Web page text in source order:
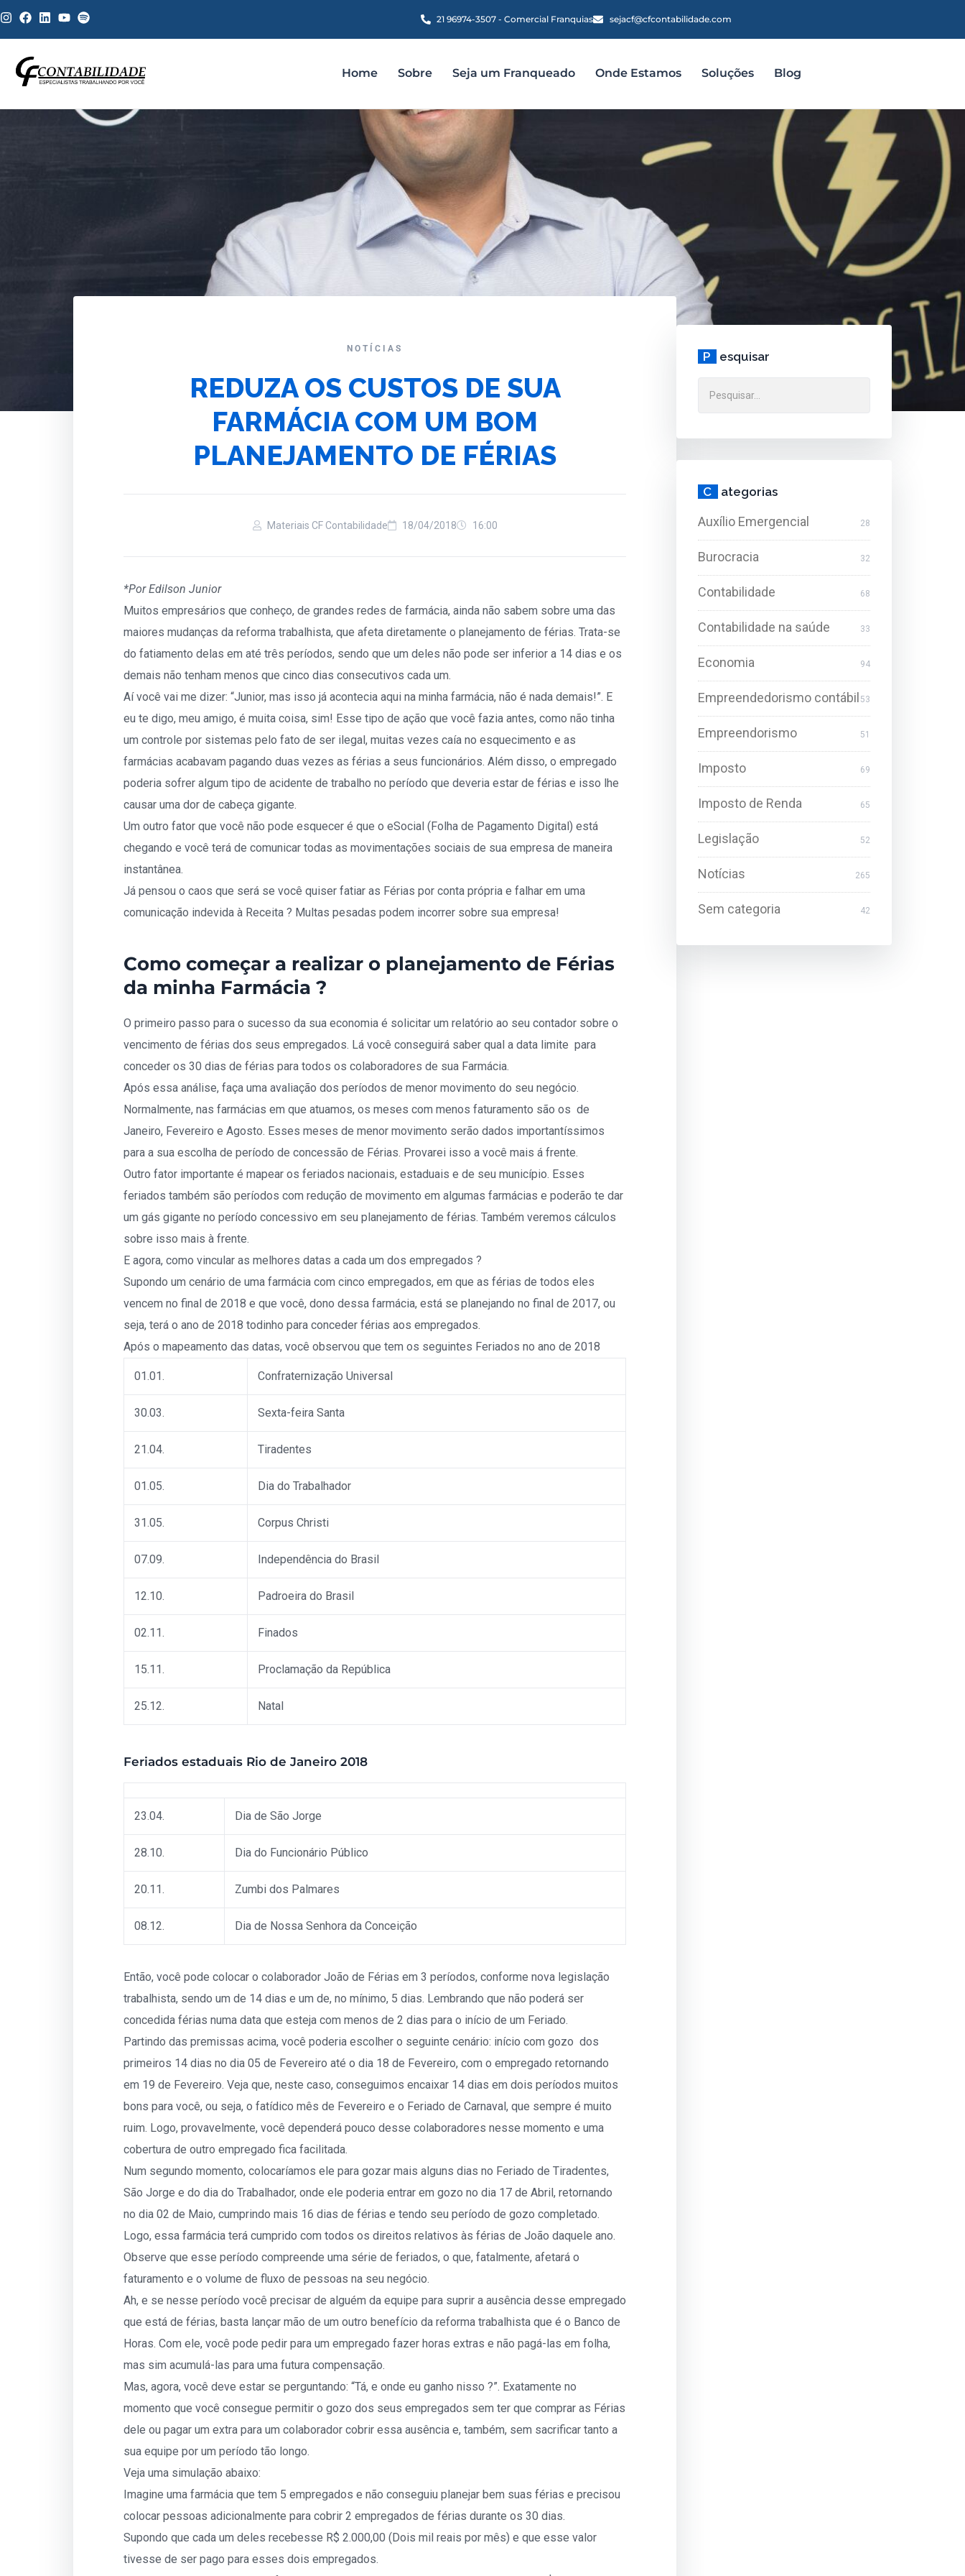
21 96974-3507 - Comercial Franquias sejacf@cfcontabilidade.com
Home Sobre Seja um Franqueado Onde Estamos Soluções Blog
NOTÍCIAS
REDUZA OS CUSTOS DE SUA
FARMÁCIA COM UM BOM
PLANEJAMENTO DE FÉRIAS
Materiais CF Contabilidade 18/04/2018 16:00
*Por Edilson Junior
Muitos empresários que conheço, de grandes redes de farmácia, ainda não sabem sobre uma das
maiores mudanças da reforma trabalhista, que afeta diretamente o planejamento de férias. Trata-se
do fatiamento delas em até três períodos, sendo que um deles não pode ser inferior a 14 dias e os
demais não tenham menos que cinco dias consecutivos cada um.
Aí você vai me dizer: “Junior, mas isso já acontecia aqui na minha farmácia, não é nada demais!”. E
eu te digo, meu amigo, é muita coisa, sim! Esse tipo de ação que você fazia antes, como não tinha
um controle por sistemas pelo fato de ser ilegal, muitas vezes caía no esquecimento e as
farmácias acabavam pagando duas vezes as férias a seus funcionários. Além disso, o empregado
poderia sofrer algum tipo de acidente de trabalho no período que deveria estar de férias e isso lhe
causar uma dor de cabeça gigante.
Um outro fator que você não pode esquecer é que o eSocial (Folha de Pagamento Digital) está
chegando e você terá de comunicar todas as movimentações sociais de sua empresa de maneira
instantânea.
Já pensou o caos que será se você quiser fatiar as Férias por conta própria e falhar em uma
comunicação indevida à Receita ? Multas pesadas podem incorrer sobre sua empresa!
Como começar a realizar o planejamento de Férias
da minha Farmácia ?
O primeiro passo para o sucesso da sua economia é solicitar um relatório ao seu contador sobre o
vencimento de férias dos seus empregados. Lá você conseguirá saber qual a data limite para
conceder os 30 dias de férias para todos os colaboradores de sua Farmácia.
Após essa análise, faça uma avaliação dos períodos de menor movimento do seu negócio.
Normalmente, nas farmácias em que atuamos, os meses com menos faturamento são os de
Janeiro, Fevereiro e Agosto. Esses meses de menor movimento serão dados importantíssimos
para a sua escolha de período de concessão de Férias. Provarei isso a você mais á frente.
Outro fator importante é mapear os feriados nacionais, estaduais e de seu município. Esses
feriados também são períodos com redução de movimento em algumas farmácias e poderão te dar
um gás gigante no período concessivo em seu planejamento de férias. Também veremos cálculos
sobre isso mais à frente.
E agora, como vincular as melhores datas a cada um dos empregados ?
Supondo um cenário de uma farmácia com cinco empregados, em que as férias de todos eles
vencem no final de 2018 e que você, dono dessa farmácia, está se planejando no final de 2017, ou
seja, terá o ano de 2018 todinho para conceder férias aos empregados.
Após o mapeamento das datas, você observou que tem os seguintes Feriados no ano de 2018
01.01. Confraternização Universal
30.03. Sexta-feira Santa
21.04. Tiradentes
01.05. Dia do Trabalhador
31.05. Corpus Christi
07.09. Independência do Brasil
12.10. Padroeira do Brasil
02.11. Finados
15.11. Proclamação da República
25.12. Natal
Feriados estaduais Rio de Janeiro 2018
23.04. Dia de São Jorge
28.10. Dia do Funcionário Público
20.11. Zumbi dos Palmares
08.12. Dia de Nossa Senhora da Conceição
Então, você pode colocar o colaborador João de Férias em 3 períodos, conforme nova legislação
trabalhista, sendo um de 14 dias e um de, no mínimo, 5 dias. Lembrando que não poderá ser
concedida férias numa data que esteja com menos de 2 dias para o início de um Feriado.
Partindo das premissas acima, você poderia escolher o seguinte cenário: início com gozo dos
primeiros 14 dias no dia 05 de Fevereiro até o dia 18 de Fevereiro, com o empregado retornando
em 19 de Fevereiro. Veja que, neste caso, conseguimos encaixar 14 dias em dois períodos muitos
bons para você, ou seja, o fatídico mês de Fevereiro e o Feriado de Carnaval, que sempre é muito
ruim. Logo, provavelmente, você dependerá pouco desse colaboradores nesse momento e uma
cobertura de outro empregado fica facilitada.
Num segundo momento, colocaríamos ele para gozar mais alguns dias no Feriado de Tiradentes,
São Jorge e do dia do Trabalhador, onde ele poderia entrar em gozo no dia 17 de Abril, retornando
no dia 02 de Maio, cumprindo mais 16 dias de férias e tendo seu período de gozo completado.
Logo, essa farmácia terá cumprido com todos os direitos relativos às férias de João daquele ano.
Observe que esse período compreende uma série de feriados, o que, fatalmente, afetará o
faturamento e o volume de fluxo de pessoas na seu negócio.
Ah, e se nesse período você precisar de alguém da equipe para suprir a ausência desse empregado
que está de férias, basta lançar mão de um outro benefício da reforma trabalhista que é o Banco de
Horas. Com ele, você pode pedir para um empregado fazer horas extras e não pagá-las em folha,
mas sim acumulá-las para uma futura compensação.
Mas, agora, você deve estar se perguntando: “Tá, e onde eu ganho nisso ?”. Exatamente no
momento que você consegue permitir o gozo dos seus empregados sem ter que comprar as Férias
dele ou pagar um extra para um colaborador cobrir essa ausência e, também, sem sacrificar tanto a
sua equipe por um período tão longo.
Veja uma simulação abaixo:
Imagine uma farmácia que tem 5 empregados e não conseguiu planejar bem suas férias e precisou
colocar pessoas adicionalmente para cobrir 2 empregados de férias durante os 30 dias.
Supondo que cada um deles recebesse R$ 2.000,00 (Dois mil reais por mês) e que esse valor
tivesse de ser pago para esses dois empregados.
P esquisar
C ategorias
Auxílio Emergencial 28
Burocracia 32
Contabilidade 68
Contabilidade na saúde 33
Economia 94
Empreendedorismo contábil 53
Empreendorismo 51
Imposto 69
Imposto de Renda 65
Legislação 52
Notícias 265
Sem categoria 42